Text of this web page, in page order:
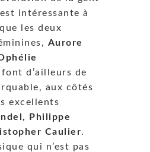
intéressante à
les deux
Aurore
font d’ailleurs de
aux côtés
excellents
Philippe
Caulier.
qui n’est pas